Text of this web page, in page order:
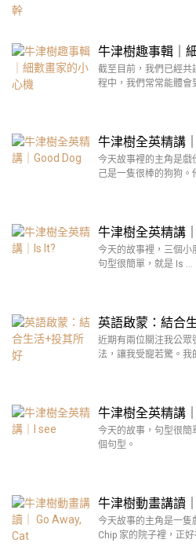
牛津樹趣事輯｜
截至目前，我們已經共
程中，我們常常能體
牛津樹全英精講
今天故事裡的主角是戲
己是一隻很棒的狗狗
牛津樹全英精講
今天的故事裡，三個小
句型很簡單，就是 Is …
英語啟蒙：結合
近期有兩位關注我公眾
法，讓我受寵若驚。
牛津樹全英精講
今天的故事，句型很
個句型。
牛津樹動畫講讀
今天故事的主角是一隻
Chip 家的院子裡，正